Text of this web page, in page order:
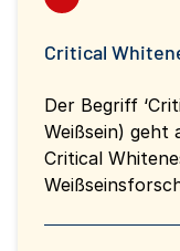
Critical
Der Begriff
Weißsein) geht
Critical